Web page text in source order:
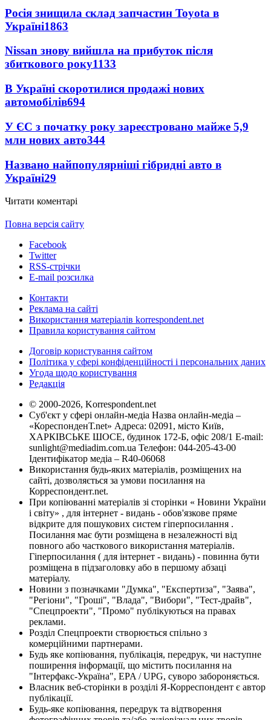
Росія знищила склад запчастин Toyota в
Україні1863
Nissan знову вийшла на прибуток після
збиткового року1133
В Україні скоротилися продажі нових
автомобілів694
У ЄС з початку року зареєстровано майже 5,9
млн нових авто344
Названо найпопулярніші гібридні авто в
Україні29
Читати коментарі
Повна версія сайту
Facebook
Twitter
RSS-стрічки
E-mail розсилка
Контакти
Реклама на сайті
Використання матеріалів korrespondent.net
Правила користування сайтом
Договір користування сайтом
Політика у сфері конфіденційності і персональних даних
Угода щодо користування
Редакція
© 2000-2026, Korrespondent.net
Суб'єкт у сфері онлайн-медіа Назва онлайн-медіа –
«КореспонденТ.net» Адреса: 02091, місто Київ,
ХАРКІВСЬКЕ ШОСЕ, будинок 172-Б, офіс 208/1 E-mail:
sunlight@mediadim.com.ua Телефон: 044-205-43-00
Ідентифікатор медіа – R40-06068
Використання будь-яких матеріалів, розміщених на
сайті, дозволяється за умови посилання на
Корреспондент.net.
При копіюванні матеріалів зі сторінки « Новини України
і світу» , для інтернет - видань - обов'язкове пряме
відкрите для пошукових систем гіперпосилання .
Посилання має бути розміщена в незалежності від
повного або часткового використання матеріалів.
Гіперпосилання ( для інтернет - видань) - повинна бути
розміщена в підзаголовку або в першому абзаці
матеріалу.
Новини з позначками "Думка", "Експертиза", "Заява",
"Регіони", "Гроші", "Влада", "Вибори", "Тест-драйв",
"Спецпроекти", "Промо" публікуються на правах
реклами.
Розділ Спецпроекти створюється спільно з
комерційними партнерами.
Будь яке копіювання, публікація, передрук, чи наступне
поширення інформації, що містить посилання на
"Інтерфакс-Україна", EPA / UPG, суворо забороняється.
Власник веб-сторінки в розділі Я-Корреспондент є автор
публікації.
Будь-яке копіювання, передрук та відтворення